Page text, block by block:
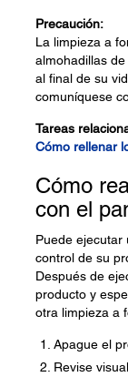
Precaución:
La limpieza a
almohadillas
al final de su
comuníquese
Tareas
Cómo rellenar
Cómo
con el
Puede ejecutar
control de su
Después de
producto y
otra limpieza a
Apague el
Revise